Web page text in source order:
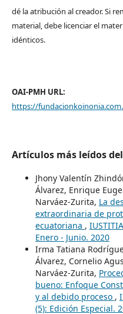
dé la atribución al creador. Si
material, debe licenciar el
idénticos.
OAI-PMH URL:
https://
Artículos más leídos
Jhony Valentín
Álvarez, Enrique
Narváez-Zurita, La
extraordinaria de
ecuatoriana ,
Enero - Junio. 2020
Irma Tatiana
Álvarez, Cornelio
Narváez-Zurita,
bueno: Enfoque
y al debido proceso ,
(5): Edición Especial.